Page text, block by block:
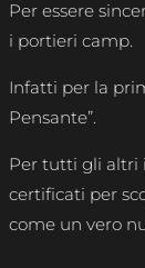
Per essere
i portieri camp.
Infatti per la
Pensante”.
Per tutti gli altri
certificati per
come un vero